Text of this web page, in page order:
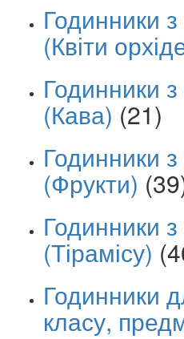
Годинники
(Квіти
Годинники
(Кава) (21)
Годинники
(Фрукти)
Годинники
(Тірамісу)
Годинники
класу,